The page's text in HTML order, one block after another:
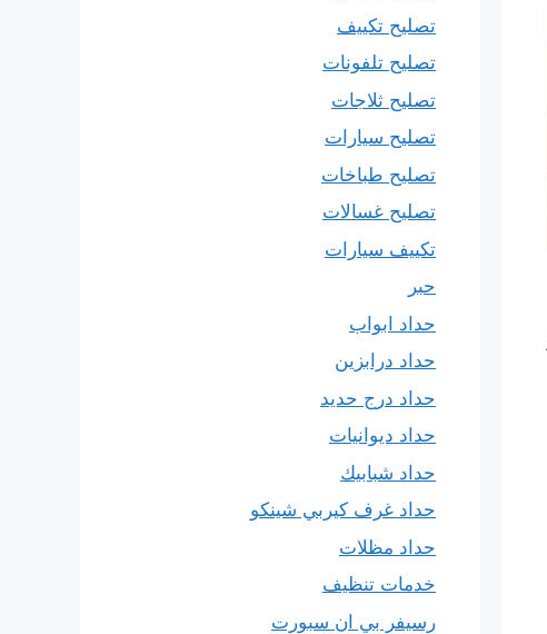
تصليح تكييف
تصليح تلفونات
تصليح ثلاجات
تصليح سيارات
تصليح طباخات
تصليح غسالات
تكييف سيارات
حبر
حداد ابواب
حداد درابزين
حداد درج حديد
حداد ديوانيات
حداد شبابيك
حداد غرف كيربي شينكو
حداد مظلات
خدمات تنظيف
رسيفر بي ان سبورت